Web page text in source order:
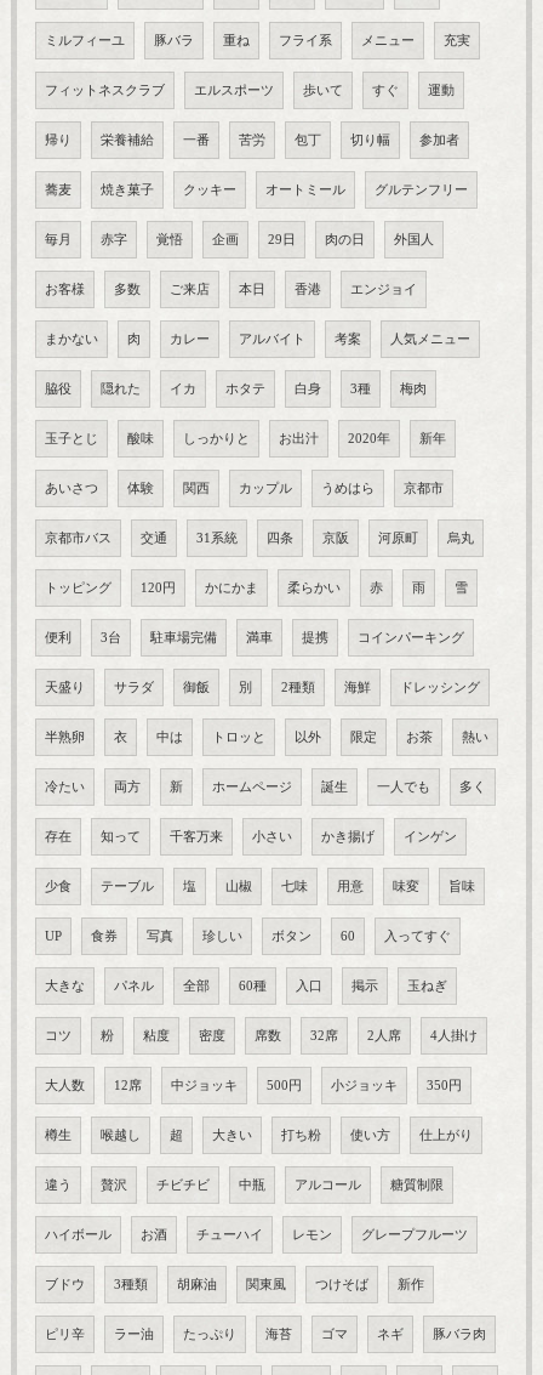
ミルフィーユ 豚バラ 重ね フライ系 メニュー 充実
フィットネスクラブ エルスポーツ 歩いて すぐ 運動
帰り 栄養補給 一番 苦労 包丁 切り幅 参加者
蕎麦 焼き菓子 クッキー オートミール グルテンフリー
毎月 赤字 覚悟 企画 29日 肉の日 外国人
お客様 多数 ご来店 本日 香港 エンジョイ
まかない 肉 カレー アルバイト 考案 人気メニュー
脇役 隠れた イカ ホタテ 白身 3種 梅肉
玉子とじ 酸味 しっかりと お出汁 2020年 新年
あいさつ 体験 関西 カップル うめはら 京都市
京都市バス 交通 31系統 四条 京阪 河原町 烏丸
トッピング 120円 かにかま 柔らかい 赤 雨 雪
便利 3台 駐車場完備 満車 提携 コインパーキング
天盛り サラダ 御飯 別 2種類 海鮮 ドレッシング
半熟卵 衣 中は トロッと 以外 限定 お茶 熱い
冷たい 両方 新 ホームページ 誕生 一人でも 多く
存在 知って 千客万来 小さい かき揚げ インゲン
少食 テーブル 塩 山椒 七味 用意 味変 旨味
UP 食券 写真 珍しい ボタン 60 入ってすぐ
大きな パネル 全部 60種 入口 掲示 玉ねぎ
コツ 粉 粘度 密度 席数 32席 2人席 4人掛け
大人数 12席 中ジョッキ 500円 小ジョッキ 350円
樽生 喉越し 超 大きい 打ち粉 使い方 仕上がり
違う 贅沢 チビチビ 中瓶 アルコール 糖質制限
ハイボール お酒 チューハイ レモン グレープフルーツ
ブドウ 3種類 胡麻油 関東風 つけそば 新作
ピリ辛 ラー油 たっぷり 海苔 ゴマ ネギ 豚バラ肉